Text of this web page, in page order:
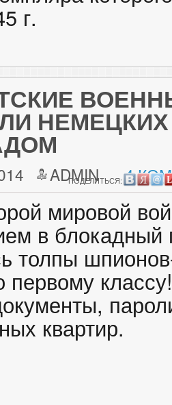
г.
ADMIN 4
ПОДЕЛИТЬСЯ:
мировой
в блокадный
толпы
первому
квартир.